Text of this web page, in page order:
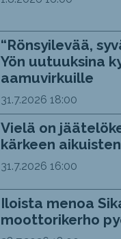
“Rönsyilevää,
Yön uutuuksina
aamuvirkuille
31.7.2026 18:00
Vielä on
kärkeen
31.7.2026 16:00
Iloista menoa
moottorikerho